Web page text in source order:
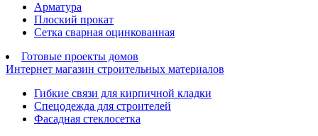
Арматура
Плоский прокат
Сетка сварная оцинкованная
Готовые проекты домов
Интернет магазин строительных материалов
Гибкие связи для кирпичной кладки
Спецодежда для строителей
Фасадная стеклосетка